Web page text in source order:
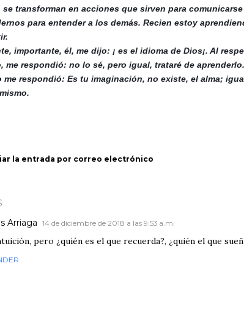
transforman en acciones que sirven para
para entender a los demás. Recien estoy
importante, él, me dijo: ¡ es el idioma de Dios¡. Al
me respondió: no lo sé, pero igual, trataré de aprenderlo.
me respondió: Es tu imaginación, no existe, el alma;
la entrada por correo electrónico
Arriaga 14 de diciembre de 2018 a las 9:53 a.m.
pero ¿quién es el que recuerda?, ¿quién el que